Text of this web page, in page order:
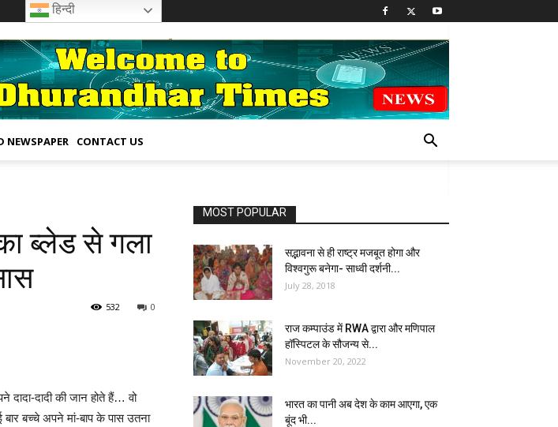
हिन्दी
NEWSPAPER CONTACT US
ब्लेड से गला
0
532
दादा-दादी की जान होते हैं… वो
बच्चे अपने मां-बाप के पास उतना
MOST POPULAR
सद्भावना से ही राष्ट्र मजबूत होगा और
विश्वगुरू बनेगा- साध्वी दर्शनी...
July 28, 2018
राज कम्पाउंड में RWA द्वारा और मणिपाल
हॉस्पिटल के सौजन्य से...
November 20, 2022
भारत का पानी अब देश के काम आएगा, एक
बूंद भी...